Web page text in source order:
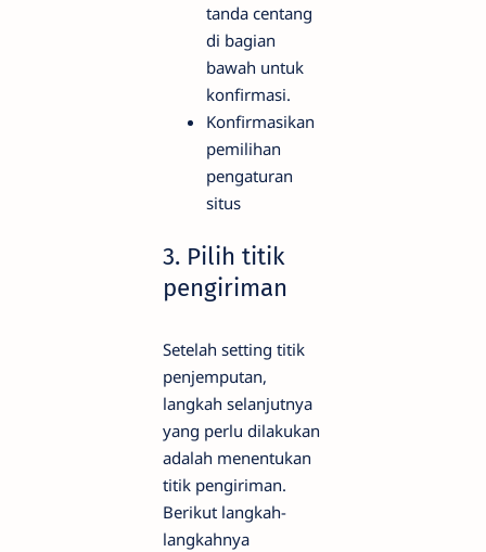
tanda centang
di bagian
bawah untuk
konfirmasi.
Konfirmasikan
pemilihan
pengaturan
situs
3. Pilih titik
pengiriman
Setelah setting titik
penjemputan,
langkah selanjutnya
yang perlu dilakukan
adalah menentukan
titik pengiriman.
Berikut langkah-
langkahnya